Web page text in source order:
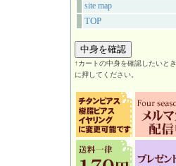
site map
TOP
↑カートの中身を確認したいとき
に押してください。